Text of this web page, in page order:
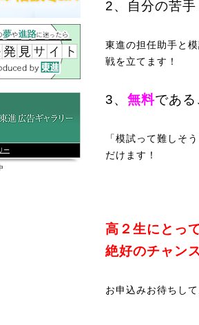
2、自分の苦
東進の担任助手と
戦を立てます！
3、 無料である
「模試って難しそ
だけます！
高２生にとっ
絶好のチャン
お申込みお待ちして
ー